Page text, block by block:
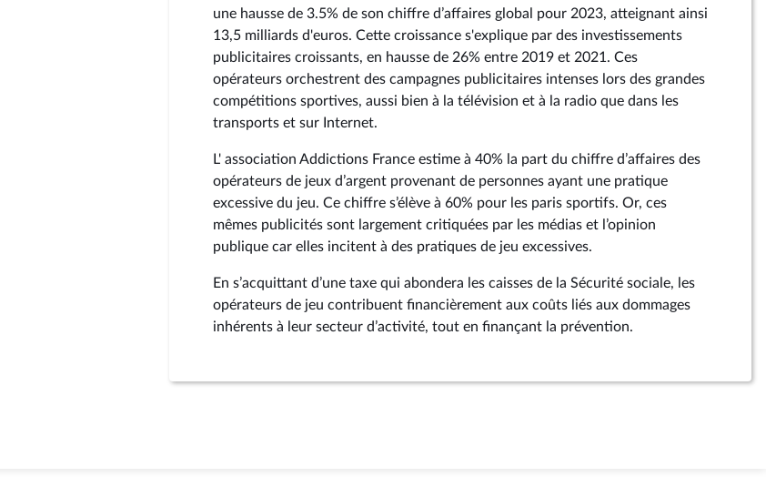
une hausse de 3.5% de son chiffre d’affaires global pour 2023, atteignant ainsi
13,5 milliards d'euros. Cette croissance s'explique par des investissements
publicitaires croissants, en hausse de 26% entre 2019 et 2021. Ces
opérateurs orchestrent des campagnes publicitaires intenses lors des grandes
compétitions sportives, aussi bien à la télévision et à la radio que dans les
transports et sur Internet.
L' association Addictions France estime à 40% la part du chiffre d’affaires des
opérateurs de jeux d’argent provenant de personnes ayant une pratique
excessive du jeu. Ce chiffre s’élève à 60% pour les paris sportifs. Or, ces
mêmes publicités sont largement critiquées par les médias et l’opinion
publique car elles incitent à des pratiques de jeu excessives.
En s’acquittant d’une taxe qui abondera les caisses de la Sécurité sociale, les
opérateurs de jeu contribuent financièrement aux coûts liés aux dommages
inhérents à leur secteur d’activité, tout en finançant la prévention.